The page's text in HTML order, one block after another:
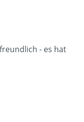
- es hat